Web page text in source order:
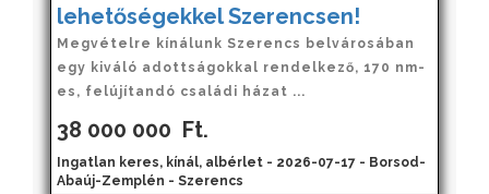
lehetőségekkel Szerencsen!
Megvételre kínálunk Szerencs belvárosában
egy kiváló adottságokkal rendelkező, 170 nm-
es, felújítandó családi házat ...
38 000 000 Ft.
Ingatlan keres, kínál, albérlet - 2026-07-17 - Borsod-
Abaúj-Zemplén - Szerencs